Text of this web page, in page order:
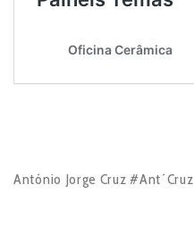
António Jorge Cruz #Ant´Cruz